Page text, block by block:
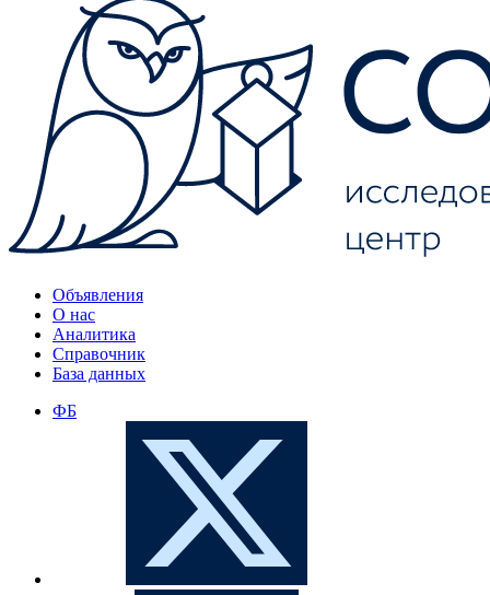
Объявления
О нас
Аналитика
Справочник
База данных
ФБ